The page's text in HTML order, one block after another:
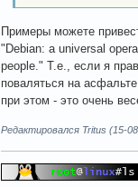
Примеры можете
"Debian: a universal
people." Т.е., если я
поваляться на
при этом - это очень
Редактировался Tritus (15-